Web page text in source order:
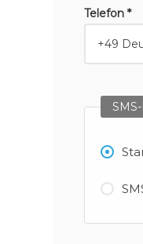
Telefon *